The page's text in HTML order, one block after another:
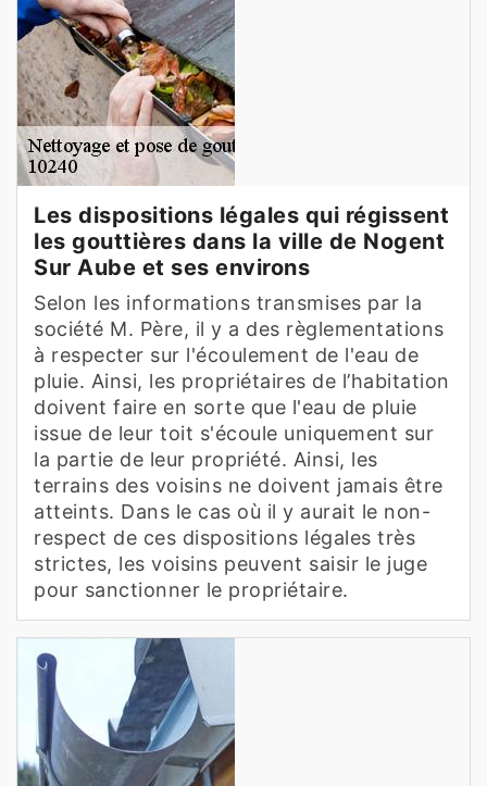
Les dispositions légales qui régissent
les gouttières dans la ville de Nogent
Sur Aube et ses environs
Selon les informations transmises par la
société M. Père, il y a des règlementations
à respecter sur l'écoulement de l'eau de
pluie. Ainsi, les propriétaires de l’habitation
doivent faire en sorte que l'eau de pluie
issue de leur toit s'écoule uniquement sur
la partie de leur propriété. Ainsi, les
terrains des voisins ne doivent jamais être
atteints. Dans le cas où il y aurait le non-
respect de ces dispositions légales très
strictes, les voisins peuvent saisir le juge
pour sanctionner le propriétaire.